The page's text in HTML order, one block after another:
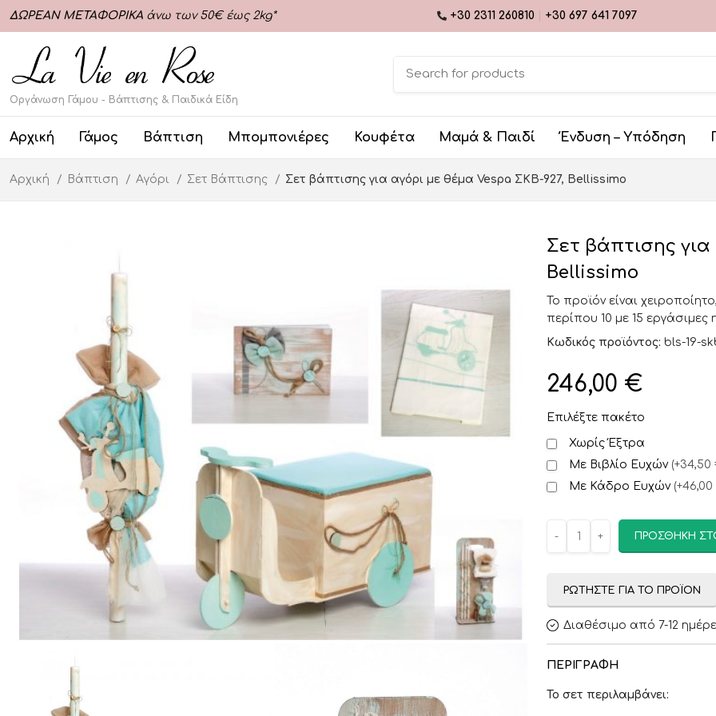
ΔΩΡΕΑΝ ΜΕΤΑΦΟΡΙΚΑ άνω των 50€ έως 2kg* +30 2311 260810 +30 697 641 7097
Οργάνωση Γάμου - Βάπτισης & Παιδικά Είδη
Αρχική Γάμος Βάπτιση Μπομπονιέρες Κουφέτα Μαμά & Παιδί Ένδυση – Υπόδηση
Αρχική Βάπτιση Αγόρι Σετ Βάπτισης Σετ βάπτισης για αγόρι με θέμα Vespa ΣΚΒ-927, Bellissimo
Σετ βάπτισης για
Bellissimo
Το προϊόν είναι
περίπου 10 με 15 εργάσιμες
Κωδικός προϊόντος: bls-19-
246,00 €
Επιλέξτε πακέτο
Χωρίς Έξτρα
Με Βιβλίο Ευχών (+34,50
Με Κάδρο Ευχών (
ΠΡΟΣΘΉΚΗ
ΡΩΤΉΣΤΕ ΓΙΑ ΤΟ ΠΡΟΪΌΝ
Διαθέσιμο από 7-12
ΠΕΡΙΓΡΑΦΉ
Το σετ περιλαμβάνει: